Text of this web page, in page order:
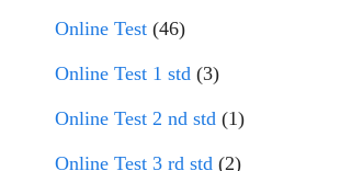
Online Test (46)
Online Test 1 std (3)
Online Test 2 nd std (1)
Online Test 3 rd std (2)